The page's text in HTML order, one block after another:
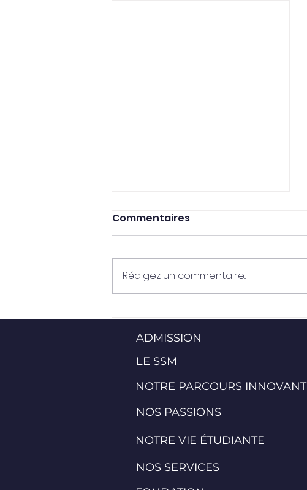
SÉMINAIRE SAINTE-MARIE
Commentaires
Rédigez un commentaire...
ADMISSION
LE SSM
NOTRE PARCOURS INNOVANT
NOS PASSIONS
NOTRE VIE ÉTUDIANTE
NOS SERVICES